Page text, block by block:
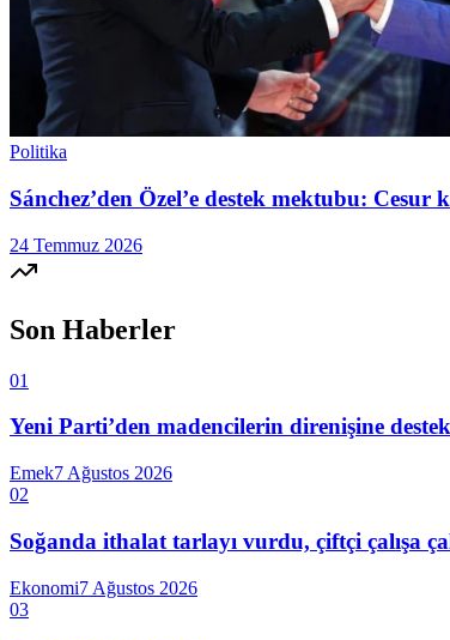
Politika
Sánchez’den Özel’e destek mektubu:
24 Temmuz 2026
Son Haberler
01
Yeni Parti’den madencilerin direnişine
Emek7 Ağustos 2026
02
Soğanda ithalat tarlayı vurdu, çiftçi çalışa
Ekonomi7 Ağustos 2026
03